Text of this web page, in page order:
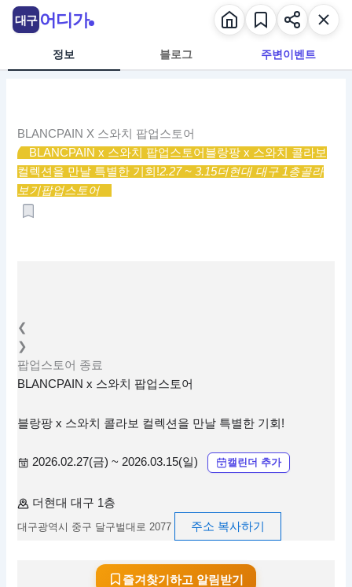
정보 블로그 주변이벤트
BLANCPAIN X 스와치 팝업스토어
BLANCPAIN x 스와치 팝업스토어 블랑팡 x 스와치 콜라보
컬렉션을 만날 특별한 기회!2.27 ~ 3.15더현대 대구 1층골라
보기팝업스토어
❮
❯
팝업스토어 종료
BLANCPAIN x 스와치 팝업스토어
블랑팡 x 스와치 콜라보 컬렉션을 만날 특별한 기회!
2026.02.27(금) ~ 2026.03.15(일) 캘린더 추가
더현대 대구 1층
대구광역시 중구 달구벌대로 2077 주소 복사하기
즐겨찾기하고 알림받기
대구 어디가